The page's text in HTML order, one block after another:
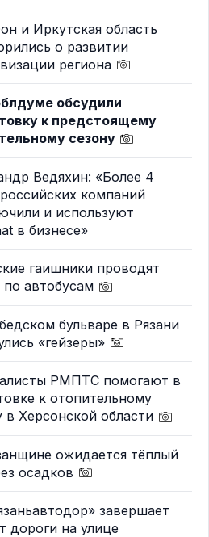
и Иркутская область
о развитии
региона
обсудили
к предстоящему
сезону
Ведяхин: «Более 4
компаний
и используют
в бизнесе»
гаишники проводят
автобусам
бульваре в Рязани
«гейзеры»
РМПТС помогают в
к отопительному
в Херсонской области
ожидается тёплый
осадков
завершает
дороги на улице